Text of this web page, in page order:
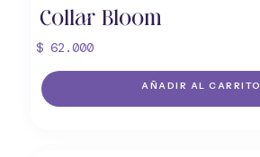
Collar Bloom
$ 62.000
AÑADIR AL CARRITO